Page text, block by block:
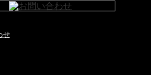
せ